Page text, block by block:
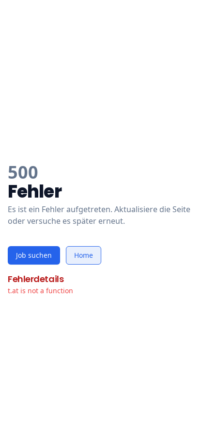
500
Fehler
Es ist ein Fehler aufgetreten. Aktualisiere die Seite
oder versuche es später erneut.
Job suchen Home
Fehlerdetails
t.at is not a function